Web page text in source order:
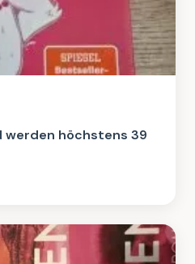
werden höchstens 39